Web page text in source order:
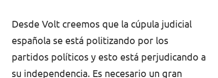
Volt Hungría
Volt Irlanda
Trabaja con Volt
Desde Volt creemos que la cúpula judicial
española se está politizando por los
partidos políticos y esto está perjudicando a
su independencia. Es necesario un gran